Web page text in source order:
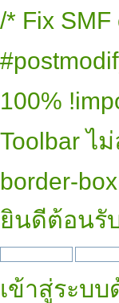
/* Fix
100%
Toolbar ไ
border-
ยินดีต้อนรั
เข้าสู่ระบ